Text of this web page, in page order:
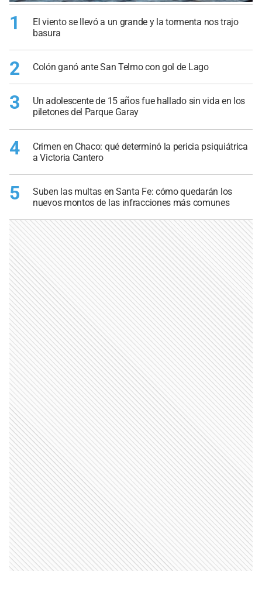
1
El viento se llevó a un grande y la tormenta nos trajo
basura
2 Colón ganó ante San Telmo con gol de Lago
3
Un adolescente de 15 años fue hallado sin vida en los
piletones del Parque Garay
4
Crimen en Chaco: qué determinó la pericia psiquiátrica
a Victoria Cantero
5
Suben las multas en Santa Fe: cómo quedarán los
nuevos montos de las infracciones más comunes